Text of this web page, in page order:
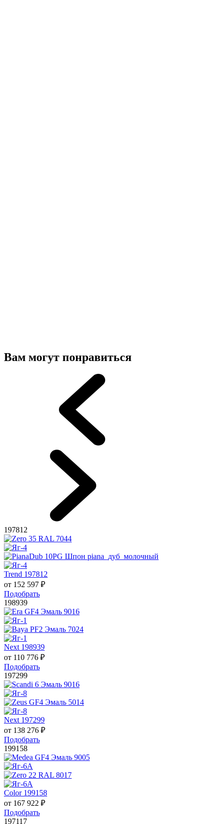
Вам могут понравиться
197812
Trend 197812
от 152 597 ₽
Подобрать
198939
Next 198939
от 110 776 ₽
Подобрать
197299
Next 197299
от 138 276 ₽
Подобрать
199158
Color 199158
от 167 922 ₽
Подобрать
197117